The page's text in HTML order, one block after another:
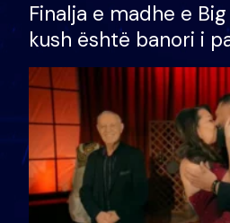
Finalja e madhe e
kush është banori i
shtëpinë dhe humb
të fituar çmimin e